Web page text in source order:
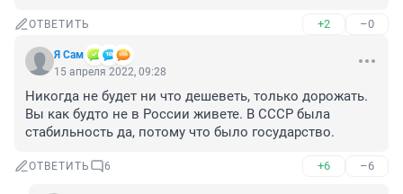
ОТВЕТИТЬ +2 –0
Я Сам
15 апреля 2022, 09:28
Никогда не будет ни что дешеветь, только дорожать.
Вы как будто не в России живете. В СССР была
стабильность да, потому что было государство.
ОТВЕТИТЬ 6 +6 –6